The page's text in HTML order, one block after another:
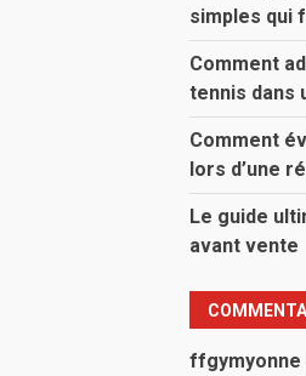
simples qui
Comment
tennis dans
Comment
lors d’une
Le guide
avant vente
ffgymyonne